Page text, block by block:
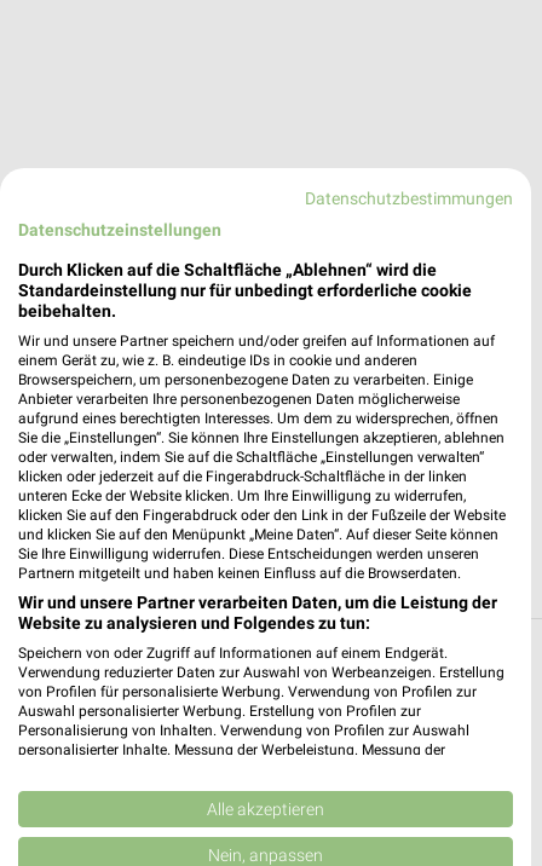
VitaSol Therme - Kannewischer Collection Bad
Salzuflen
Extersche Str. 42
32105 Bad Salzuflen
Heute 09:00 - 22:00 Uhr |
Geöffnet
319,73 km
Reisen & Tourismus Angebote und Prospekte
für Dautphetal
2 Prospekte
Kaufland Netto Marken-Discount
Datenschutzbestimmungen
Datenschutzeinstellungen
Durch Klicken auf die Schaltfläche „Ablehnen“ wird die
Standardeinstellung nur für unbedingt erforderliche cookie
beibehalten.
Wir und unsere Partner speichern und/oder greifen auf Informationen auf
einem Gerät zu, wie z. B. eindeutige IDs in cookie und anderen
Browserspeichern, um personenbezogene Daten zu verarbeiten. Einige
Anbieter verarbeiten Ihre personenbezogenen Daten möglicherweise
aufgrund eines berechtigten Interesses. Um dem zu widersprechen, öffnen
Sie die „Einstellungen“. Sie können Ihre Einstellungen akzeptieren, ablehnen
oder verwalten, indem Sie auf die Schaltfläche „Einstellungen verwalten“
klicken oder jederzeit auf die Fingerabdruck-Schaltfläche in der linken
unteren Ecke der Website klicken. Um Ihre Einwilligung zu widerrufen,
klicken Sie auf den Fingerabdruck oder den Link in der Fußzeile der Website
und klicken Sie auf den Menüpunkt „Meine Daten“. Auf dieser Seite können
Sie Ihre Einwilligung widerrufen. Diese Entscheidungen werden unseren
Partnern mitgeteilt und haben keinen Einfluss auf die Browserdaten.
Wir und unsere Partner verarbeiten Daten, um die Leistung der
Website zu analysieren und Folgendes zu tun:
Speichern von oder Zugriff auf Informationen auf einem Endgerät.
Verwendung reduzierter Daten zur Auswahl von Werbeanzeigen. Erstellung
von Profilen für personalisierte Werbung. Verwendung von Profilen zur
Auswahl personalisierter Werbung. Erstellung von Profilen zur
Personalisierung von Inhalten. Verwendung von Profilen zur Auswahl
personalisierter Inhalte. Messung der Werbeleistung. Messung der
Kombinationen von Daten aus verschiedenen Quellen. Entwicklung und
Verbesserung der Angebote. Verwendung reduzierter Daten zur Auswahl
von Inhalten.
Daten können außerhalb der Europäischen Union weitergegeben und in die
Alle akzeptieren
Nein, anpassen